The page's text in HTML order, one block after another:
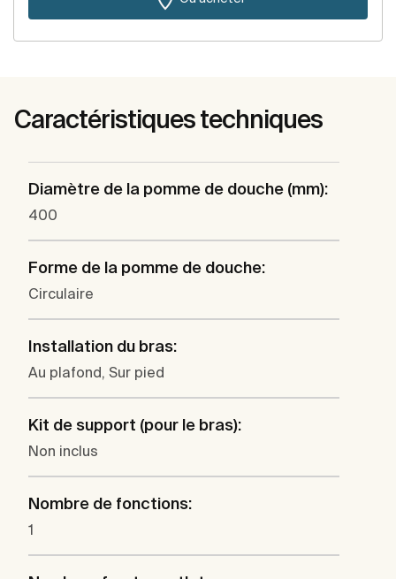
Caractéristiques techniques
Diamètre de la pomme de douche (mm):
400
Forme de la pomme de douche:
Circulaire
Installation du bras:
Au plafond, Sur pied
Kit de support (pour le bras):
Non inclus
Nombre de fonctions:
1